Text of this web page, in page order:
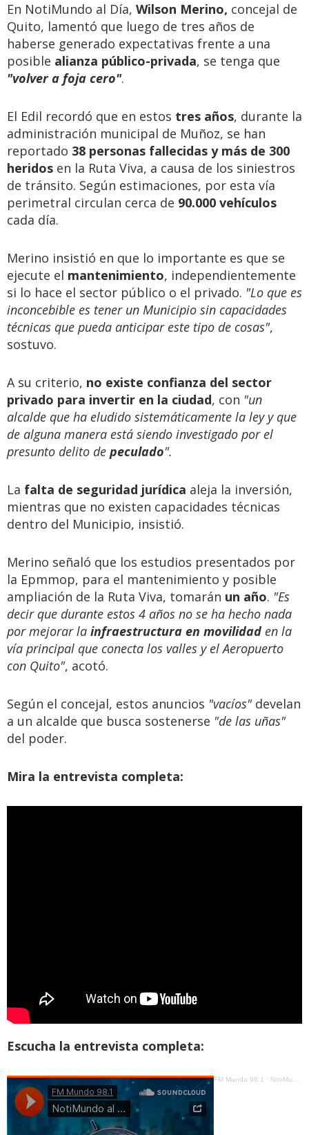
En NotiMundo al Día, Wilson Merino, concejal de
Quito, lamentó que luego de tres años de
haberse generado expectativas frente a una
posible alianza público-privada, se tenga que
"volver a foja cero".
El Edil recordó que en estos tres años, durante la
administración municipal de Muñoz, se han
reportado 38 personas fallecidas y más de 300
heridos en la Ruta Viva, a causa de los siniestros
de tránsito. Según estimaciones, por esta vía
perimetral circulan cerca de 90.000 vehículos
cada día.
Merino insistió en que lo importante es que se
ejecute el mantenimiento, independientemente
si lo hace el sector público o el privado. "Lo que es
inconcebible es tener un Municipio sin capacidades
técnicas que pueda anticipar este tipo de cosas",
sostuvo.
A su criterio, no existe confianza del sector
privado para invertir en la ciudad, con "un
alcalde que ha eludido sistemáticamente la ley y que
de alguna manera está siendo investigado por el
presunto delito de peculado".
La falta de seguridad jurídica aleja la inversión,
mientras que no existen capacidades técnicas
dentro del Municipio, insistió.
Merino señaló que los estudios presentados por
la Epmmop, para el mantenimiento y posible
ampliación de la Ruta Viva, tomarán un año. "Es
decir que durante estos 4 años no se ha hecho nada
por mejorar la infraestructura en movilidad en la
vía principal que conecta los valles y el Aeropuerto
con Quito", acotó.
Según el concejal, estos anuncios "vacíos"develan
a un alcalde que busca sostenerse "de las uñas"
del poder.
Mira la entrevista completa:
Escucha la entrevista completa:
FM Mundo 98.1 · NotiMundo al Día - Wilson Merino - Municipio de Quito administrará la Ruta Viva